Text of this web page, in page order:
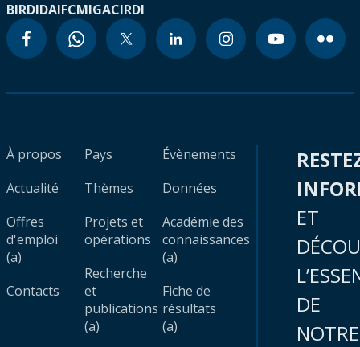
BIRDIDAIFCMIGACIRDI
À propos
Actualité
Offres
d'emploi
(a)
Contacts
Pays
Thèmes
Projets et
opérations
Recherche
et
publications
(a)
Évènements
Données
Académie des
connaissances
(a)
Fiche de
résultats
(a)
ET
DE
NOTRE